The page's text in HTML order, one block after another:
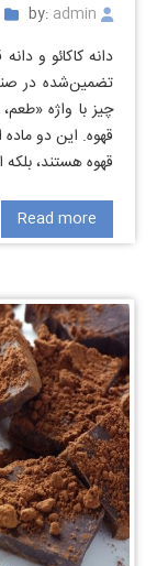
admin
دانه کاکائو و
تضمین‌شده در
چیز با واژه
قهوه. این دو ماده‌
قهوه هستند،
Read more